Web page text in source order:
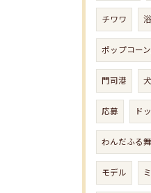
チワワ
ポップコー
門司港
応募 ド
わんだふる
モデル